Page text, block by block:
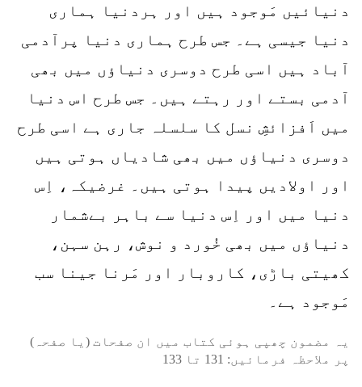
دنیائیں مَوجود ہیں اور ہردنیا ہماری
دنیا جیسی ہے۔ جس طرح ہماری دنیا پرآدمی
آباد ہیں اسی طرح دوسری دنیاؤں میں بھی
آدمی بستے اور رہتے ہیں۔ جس طرح اس دنیا
میں اَفزائشِ نسل کا سلسلہ جاری ہے اسی طرح
دوسری دنیاؤں میں بھی شادیاں ہوتی ہیں
اور اولادیں پیدا ہوتی ہیں۔ غرضیکہ، اِس
دنیا میں اور اِس دنیا سے باہر بےشمار
دنیاؤں میں بھی خُورد و نوش، رہن سہن،
کھیتی باڑی، کاروبار اور مَرنا جینا سب
مَوجود ہے۔
یہ مضمون چھپی ہوئی کتاب میں ان صفحات (یا صفحہ)
پر ملاحظہ فرمائیں: 131 تا 133